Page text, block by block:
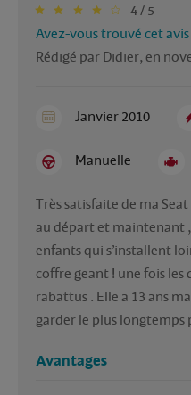
4 / 5
Avez-vous trouvé cet
Rédigé par Didier, en
Janvier 2010
Manuelle
Très satisfaite de ma
au départ et maintenant
enfants qui s’installent
coffre geant ! une fois les
rabattus . Elle a 13 ans
garder le plus longtemps
Avantages